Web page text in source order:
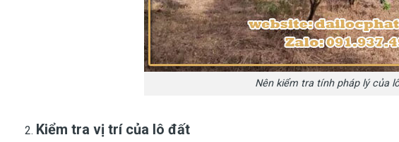
Nên kiểm tra tính pháp lý của
Kiểm tra vị trí của lô đất